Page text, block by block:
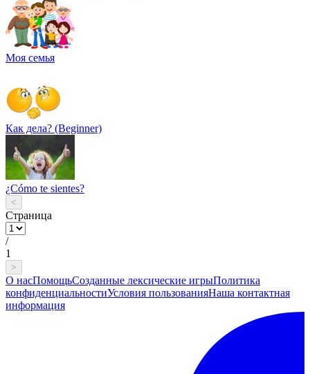
Моя семья
Как дела? (Beginner)
¿Cómo te sientes?
<
Страница
/
1
>
О насПомощьСозданные лексические игрыПолитика
конфиденциальностиУсловия пользованияНаша контактная
информация